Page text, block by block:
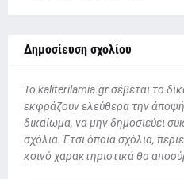
Δημοσίευση σχολίου
To kaliterilamia.gr σέβεται το
εκφράζουν ελεύθερα την
δικαίωμα, να μην δημοσιεύει
σχόλια. Έτσι όποια σχόλια,
κοινό χαρακτηριστικά θα